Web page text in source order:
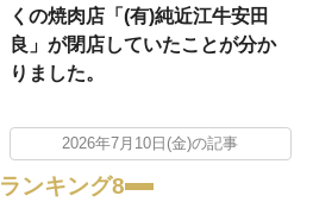
くの焼肉店「(有)純近江牛安田
良」が閉店していたことが分か
りました。
2026年7月10日(金)の記事
ランキング8